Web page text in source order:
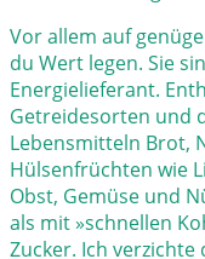
Vor allem auf
du Wert legen. Sie
Energielieferant.
Getreidesorten und
Lebensmitteln Brot,
Hülsenfrüchten wie
Obst, Gemüse und
als mit »schnellen
Zucker. Ich verzichte